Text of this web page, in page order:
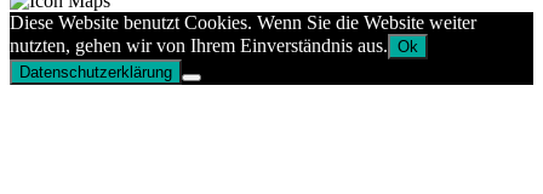
Diese Website benutzt Cookies. Wenn Sie die Website weiter
nutzten, gehen wir von Ihrem Einverständnis aus. Ok
Datenschutzerklärung